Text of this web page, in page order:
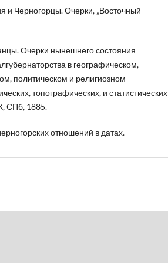
и Черногорцы. Очерки, „Восточный
Очерки нынешнего состояния
в географическом,
политическом и религиозном
топографических, и статистических
СПб, 1885.
отношений в датах.